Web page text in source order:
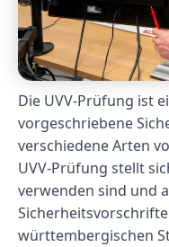
Die UVV-Prüfung ist
vorgeschriebene
verschiedene Arten
UVV-Prüfung stellt
verwenden sind und
württembergischen